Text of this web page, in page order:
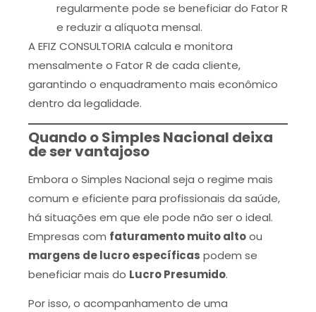
regularmente pode se beneficiar do Fator R
e reduzir a alíquota mensal.
A EFIZ CONSULTORIA calcula e monitora
mensalmente o Fator R de cada cliente,
garantindo o enquadramento mais econômico
dentro da legalidade.
Quando o Simples Nacional deixa
de ser vantajoso
Embora o Simples Nacional seja o regime mais
comum e eficiente para profissionais da saúde,
há situações em que ele pode não ser o ideal.
Empresas com faturamento muito altoou
margens de lucro específicas podem se
beneficiar mais do Lucro Presumido.
Por isso, o acompanhamento de uma